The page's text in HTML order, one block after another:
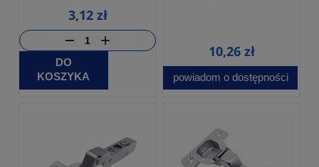
3,12 zł
DO
KOSZYKA
10,26 zł
powiadom o dostępności